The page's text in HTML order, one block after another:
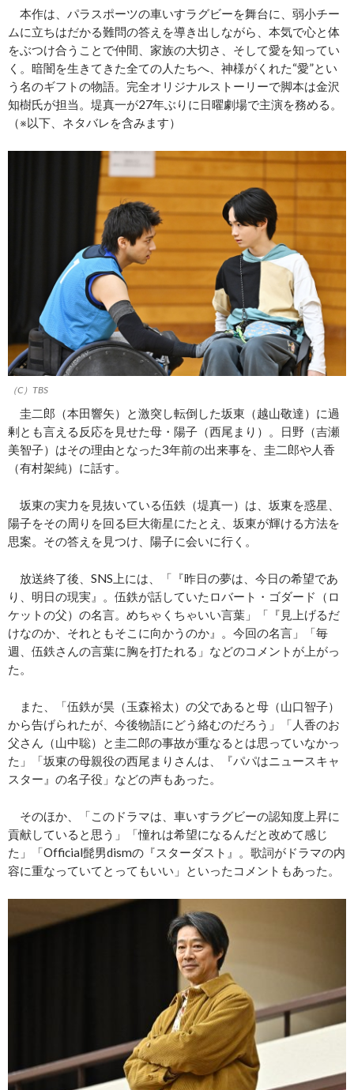
本作は、パラスポーツの車いすラグビーを舞台に、弱小チー
ムに立ちはだかる難問の答えを導き出しながら、本気で心と体
をぶつけ合うことで仲間、家族の大切さ、そして愛を知ってい
く。暗闇を生きてきた全ての人たちへ、神様がくれた“愛”とい
う名のギフトの物語。完全オリジナルストーリーで脚本は金沢
知樹氏が担当。堤真一が27年ぶりに日曜劇場で主演を務める。
（※以下、ネタバレを含みます）
（C）TBS
圭二郎（本田響矢）と激突し転倒した坂東（越山敬達）に過
剰とも言える反応を見せた母・陽子（西尾まり）。日野（吉瀬
美智子）はその理由となった3年前の出来事を、圭二郎や人香
（有村架純）に話す。
坂東の実力を見抜いている伍鉄（堤真一）は、坂東を惑星、
陽子をその周りを回る巨大衛星にたとえ、坂東が輝ける方法を
思案。その答えを見つけ、陽子に会いに行く。
放送終了後、SNS上には、「『昨日の夢は、今日の希望であ
り、明日の現実』。伍鉄が話していたロバート・ゴダード（ロ
ケットの父）の名言。めちゃくちゃいい言葉」「『見上げるだ
けなのか、それともそこに向かうのか』。今回の名言」「毎
週、伍鉄さんの言葉に胸を打たれる」などのコメントが上がっ
た。
また、「伍鉄が昊（玉森裕太）の父であると母（山口智子）
から告げられたが、今後物語にどう絡むのだろう」「人香のお
父さん（山中聡）と圭二郎の事故が重なるとは思っていなかっ
た」「坂東の母親役の西尾まりさんは、『パパはニュースキャ
スター』の名子役」などの声もあった。
そのほか、「このドラマは、車いすラグビーの認知度上昇に
貢献していると思う」「憧れは希望になるんだと改めて感じ
た」「Official髭男dismの『スターダスト』。歌詞がドラマの内
容に重なっていてとってもいい」といったコメントもあった。